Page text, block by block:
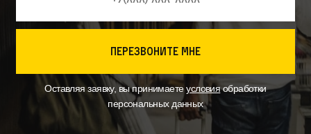
перезвоните мне
Оставляя заявку, вы принимаетеусловияобработки
персональных данных